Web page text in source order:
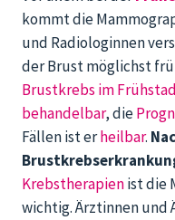
kommt die
und Radiologinnen
der Brust möglichst
Brustkrebs im
behandelbar, die
Fällen ist erheilbar.
Krebstherapienist die
wichtig. Ärztinnen und